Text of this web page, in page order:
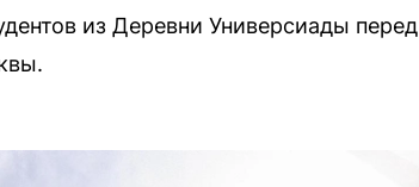
из Деревни Универсиады перед